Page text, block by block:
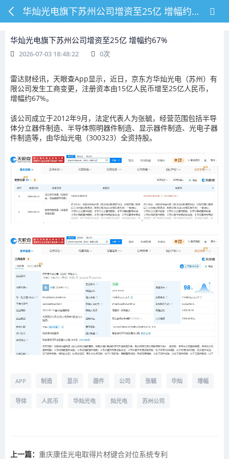
华灿光电旗下苏州公司增资至25亿 增幅约67%
华灿光电旗下苏州公司增资至25亿 增幅约67%
2026-07-03 18:48:22 0次
雷达财经讯，天眼查App显示，近日，京东方华灿光电（苏州）有
限公司发生工商变更，注册资本由15亿人民币增至25亿人民币，
增幅约67%。
该公司成立于2012年9月，法定代表人为张毓，经营范围包括半导
体分立器件制造、半导体照明器件制造、显示器件制造、光电子器
件制造等，由华灿光电（300323）全资持股。
APP 制造 显示 器件 公司 张毓 华灿 增幅
导体 人民币 华灿光电 灿光电 苏州公司
上一篇： 重庆康佳光电取得片材键合对位系统专利